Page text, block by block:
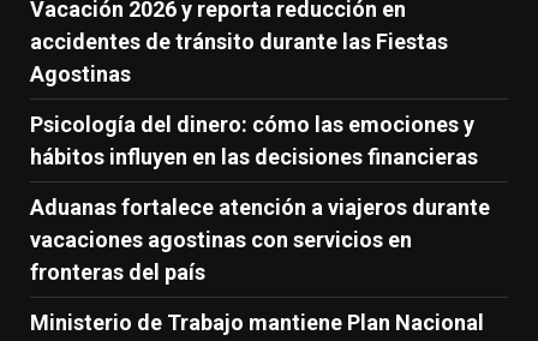
Vacación 2026 y reporta reducción en
accidentes de tránsito durante las Fiestas
Agostinas
Psicología del dinero: cómo las emociones y
hábitos influyen en las decisiones financieras
Aduanas fortalece atención a viajeros durante
vacaciones agostinas con servicios en
fronteras del país
Ministerio de Trabajo mantiene Plan Nacional